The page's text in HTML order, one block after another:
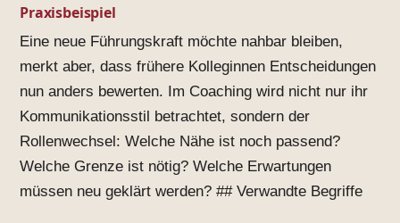
Praxisbeispiel
Eine neue Führungskraft möchte nahbar bleiben,
merkt aber, dass frühere Kolleginnen Entscheidungen
nun anders bewerten. Im Coaching wird nicht nur ihr
Kommunikationsstil betrachtet, sondern der
Rollenwechsel: Welche Nähe ist noch passend?
Welche Grenze ist nötig? Welche Erwartungen
müssen neu geklärt werden? ## Verwandte Begriffe